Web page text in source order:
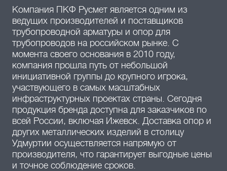
Компания ПКФ Русмет является одним из
ведущих производителей и поставщиков
трубопроводной арматуры и опор для
трубопроводов на российском рынке. С
момента своего основания в 2010 году,
компания прошла путь от небольшой
инициативной группы до крупного игрока,
участвующего в самых масштабных
инфраструктурных проектах страны. Сегодня
продукция бренда доступна для заказчиков по
всей России, включая Ижевск. Доставка опор и
других металлических изделий в столицу
Удмуртии осуществляется напрямую от
производителя, что гарантирует выгодные цены
и точное соблюдение сроков.